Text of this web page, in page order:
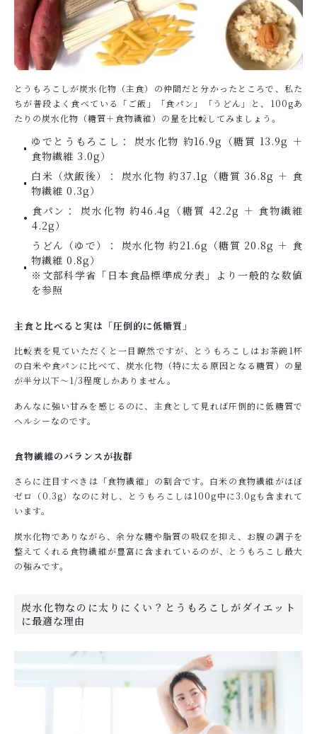
とうもろこしが炭水化物（主食）の仲間だと分かったところで、私た
ちが普段よく食べている「ご飯」「食パン」「うどん」と、100gあ
たりの炭水化物（糖質＋食物繊維）の量を比較してみましょう。
ゆでとうもろこし： 炭水化物 約16.9g（糖質 13.9g ＋
食物繊維 3.0g）
白米（炊飯後）： 炭水化物 約37.1g（糖質 36.8g ＋ 食
物繊維 0.3g）
食パン： 炭水化物 約46.4g（糖質 42.2g ＋ 食物繊維
4.2g）
うどん（ゆで）： 炭水化物 約21.6g（糖質 20.8g ＋ 食
物繊維 0.8g）
※文部科学省「日本食品標準成分表」より一般的な数値
を参照
主食と比べると実は「圧倒的に低糖質」
比較表を見ていただくと一目瞭然ですが、とうもろこしはお茶碗1杯
の白米や食パンに比べて、炭水化物（特に太る原因となる糖質）の量
が半分以下～1/3程度しかありません。
あんなに強い甘みを感じるのに、主食として見れば圧倒的に低糖質で
ヘルシーなのです。
食物繊維のバランスが抜群
さらに注目すべきは「食物繊維」の割合です。白米の食物繊維がほぼ
ゼロ（0.3g）なのに対し、とうもろこしは100g中に3.0gも含まれて
います。
炭水化物でありながら、余分な糖や脂質の吸収を抑え、お腹の調子を
整えてくれる食物繊維が豊富に含まれているのが、とうもろこし最大
の強みです。
炭水化物なのに太りにくい？とうもろこしがダイエット
に最適な理由